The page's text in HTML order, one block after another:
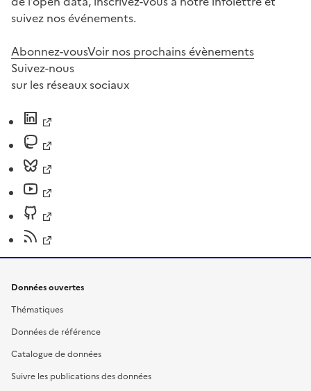
suivez nos événements.
Abonnez-vousVoir nos prochains évènements
Suivez-nous
sur les réseaux sociaux
Données ouvertes
Thématiques
Données de référence
Catalogue de données
Suivre les publications des données